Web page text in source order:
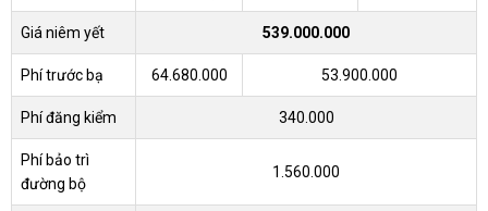
Giá niêm yết 539.000.000
Phí trước bạ 64.680.000 53.900.000
Phí đăng kiểm 340.000
Phí bảo trì
đường bộ
1.560.000